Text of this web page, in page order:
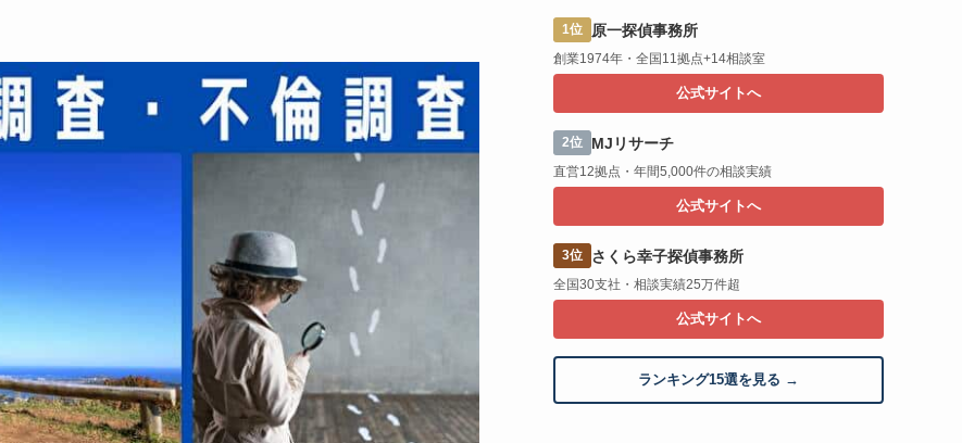
1位 原一探偵事務所
創業1974年・全国11拠点+14相談室
公式サイトへ
2位 MJリサーチ
直営12拠点・年間5,000件の相談実績
公式サイトへ
3位 さくら幸子探偵事務所
全国30支社・相談実績25万件超
公式サイトへ
ランキング15選を見る →